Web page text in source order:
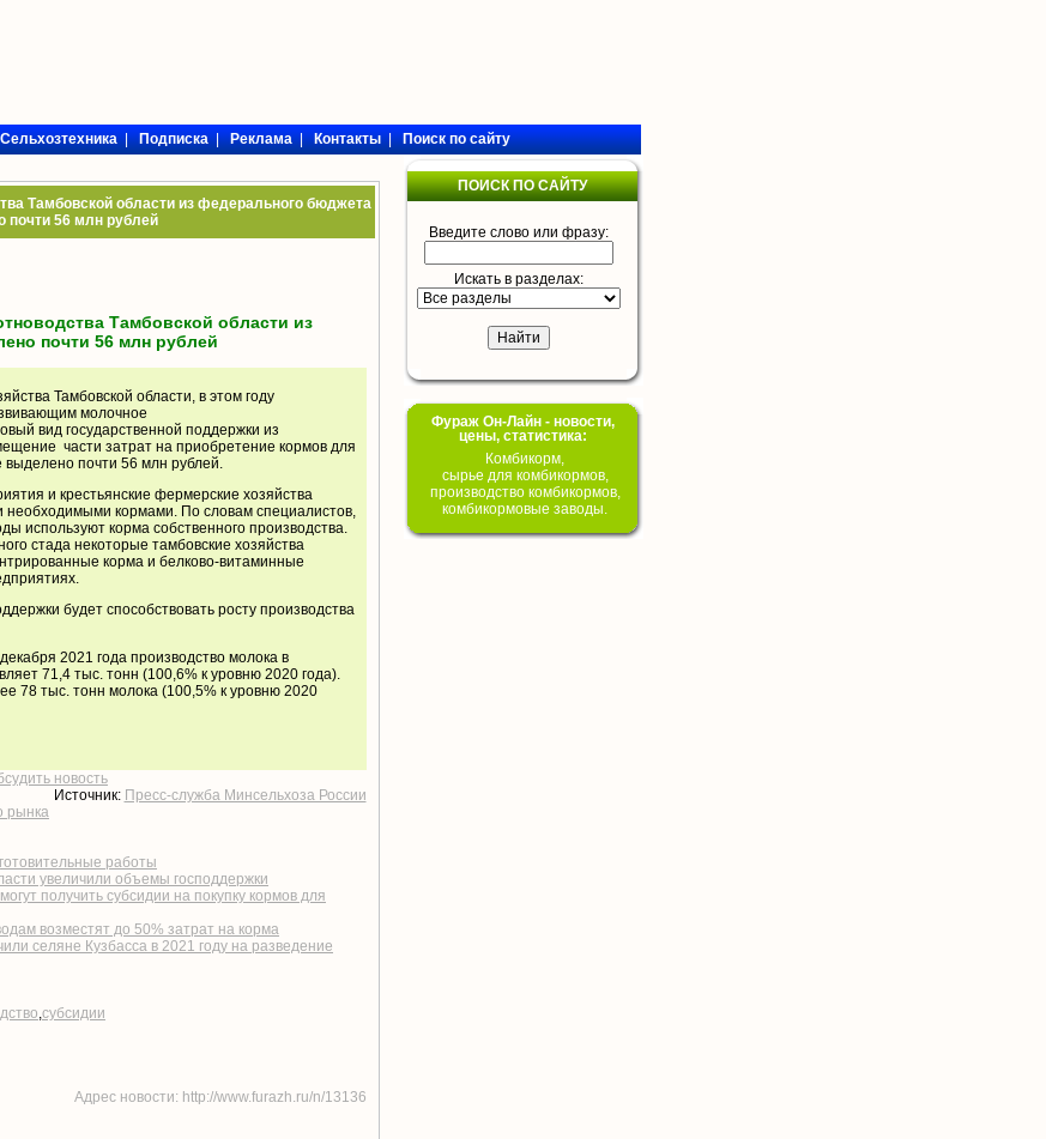
Сельхозтехника|Подписка|Реклама|Контакты|Поиск по сайту
Тамбовской области из федерального бюджета
почти 56 млн рублей
Тамбовской области из
почти 56 млн рублей
Тамбовской области, в этом году
молочное
вид государственной поддержки из
части затрат на приобретение кормов для
выделено почти 56 млн рублей.
и крестьянские фермерские хозяйства
необходимыми кормами. По словам специалистов,
используют корма собственного производства.
стада некоторые тамбовские хозяйства
корма и белково-витаминные
будет способствовать росту производства
2021 года производство молока в
71,4 тыс. тонн (100,6% к уровню 2020 года).
78 тыс. тонн молока (100,5% к уровню 2020
новость
Источник: Пресс-служба Минсельхоза России
рынка
работы
увеличили объемы господдержки
получить субсидии на покупку кормов для
возместят до 50% затрат на корма
селяне Кузбасса в 2021 году на разведение
,субсидии
Адрес новости: http://www.furazh.ru/n/13136
ПОИСК ПО САЙТУ
Введите слово или фразу:
Искать в разделах:
Фураж Он-Лайн - новости,
цены, статистика:
Комбикорм,
сырье для комбикормов,
производство комбикормов,
комбикормовые заводы.